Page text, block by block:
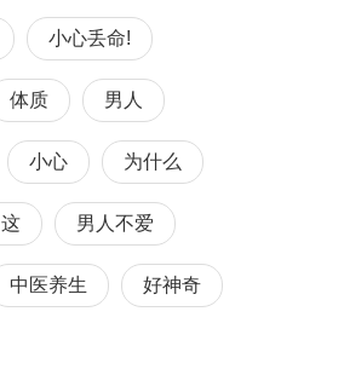
小心丢命!
体质 男人
小心 为什么
这 男人不爱
中医养生 好神奇